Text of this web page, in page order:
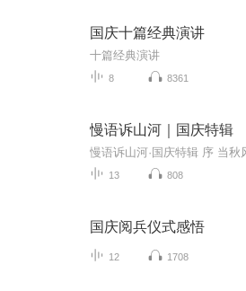
国庆十篇经典演讲
十篇经典演讲
8 8361
慢语诉山河｜国庆特辑
13 808
国庆阅兵仪式感悟
12 1708